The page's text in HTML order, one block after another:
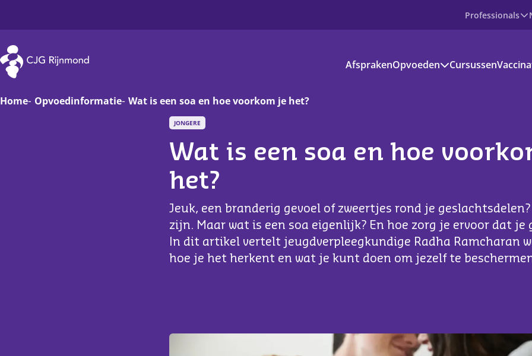
Professionals
Prenataal
CJG Rijnmond
AfsprakenOpvoeden
Basisschoolkind
Downloads
Handige apps en websites
Cursussen
Home Opvoedinformatie Wat is een soa en hoe voorkom je het?
JONGERE
Wat is een soa en hoe
het?
Jeuk, een branderig gevoel of zweertjes rond je
zijn. Maar wat is een soa eigenlijk? En hoe zorg je ervoor dat je
In dit artikel vertelt jeugdverpleegkundige Radha Ramcharan
hoe je het herkent en wat je kunt doen om jezelf te